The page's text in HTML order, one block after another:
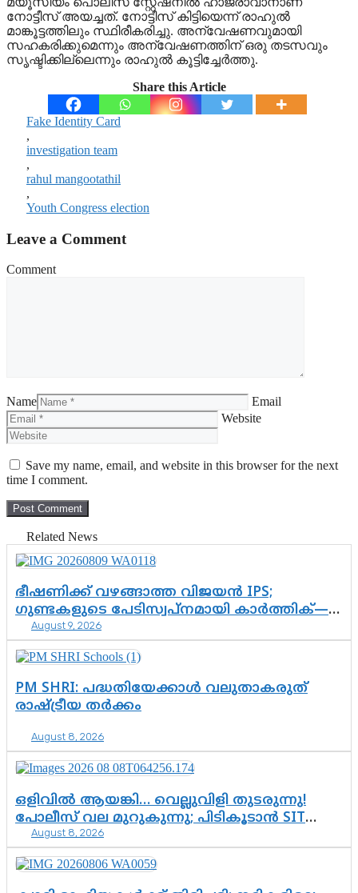
നോട്ടീസ് അയച്ചത്. നോട്ടീസ് കിട്ടിയെന്ന് രാഹുല്‍
മാങ്കൂട്ടത്തിലും സ്ഥിരീകരിച്ചു. അന്വേഷണവുമായി
സഹകരിക്കുമെന്നും അന്വേഷണത്തിന് ഒരു തടസവും
സൃഷ്ടിക്കില്ലെന്നും രാഹുല്‍ കൂട്ടിച്ചേര്‍ത്തു.
Share this Article
Fake Identity Card
,
investigation team
,
rahul mangootathil
,
Youth Congress election
Leave a Comment
Comment
Name
Email
Website
Save my name, email, and website in this browser for the next
time I comment.
Related News
ഭീഷണിക്ക് വഴങ്ങാത്ത വിജയൻ IPS;
ഗുണ്ടകളുടെ പേടിസ്വപ്നമായി കാർത്തിക്—
ചെന്നിത്തലയുടെ ‘പവർ ഹോം’
ഓപ്പറേഷനിൽ ആയങ്കി കുടുങ്ങി!
August 9, 2026
PM SHRI: പദ്ധതിയേക്കാൾ വലുതാകരുത്
രാഷ്ട്രീയ തർക്കം
August 8, 2026
ഒളിവിൽ ആയങ്കി… വെല്ലുവിളി തുടരുന്നു!
പോലീസ് വല മുറുകുന്നു; പിടികൂടാൻ SIT
രംഗത്ത്. ഇനി ചോദ്യം ആയങ്കി എവിടെ
എന്നത് മാത്രം അല്ല—ആയങ്കി
കസ്റ്റഡിയിലായാൽ പുറത്തുവരുക
എന്തൊക്കെ വിവരങ്ങൾ?”
August 8, 2026